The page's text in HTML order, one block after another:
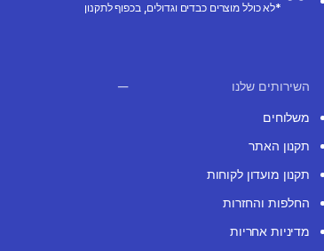
*לא כולל מוצרים כבדים וגדולים, בכפוף לתקנון
השירותים שלנו
משלוחים
תקנון האתר
תקנון מועדון לקוחות
החלפות והחזרות
מדיניות אחריות